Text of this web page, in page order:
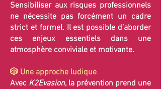
Sensibiliser aux risques professionnels
ne nécessite pas forcément un cadre
strict et formel. Il est possible d’aborder
ces enjeux essentiels dans une
atmosphère conviviale et motivante.
🎲 Une approche ludique
Avec K2Evasion, la prévention prend une